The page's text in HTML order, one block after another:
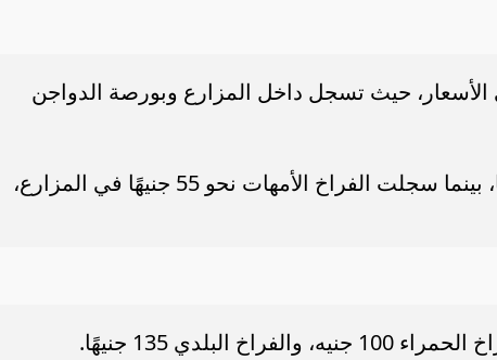
حيث تسجل داخل المزارع وبورصة الدواجن
ويبدأ سعرها للمستهلك من نحو 130 جنيهًا، بينما سجلت الفراخ الأمهات نحو 55 جنيهًا في المزارع،